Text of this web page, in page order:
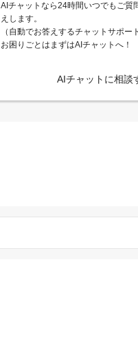
AIチャットなら24時間いつでもご質
えします。
（自動でお答えするチャットサポー
お困りごとはまずはAIチャットへ！
AIチャットに相談